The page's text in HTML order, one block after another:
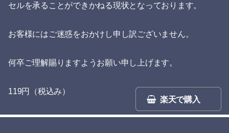
セルを承ることができかねる現状となっております。
お客様にはご迷惑をおかけし申し訳ございません。
何卒ご理解賜りますようお願い申し上げます。
楽天で購入
119円（税込み）